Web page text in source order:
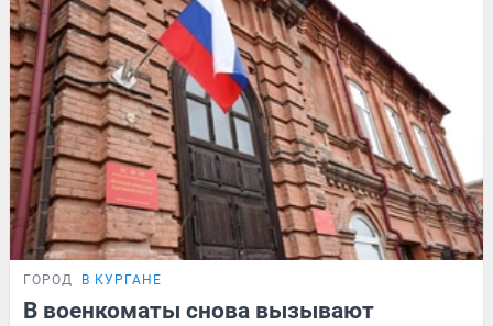
ГОРОД В КУРГАНЕ
В военкоматы снова вызывают